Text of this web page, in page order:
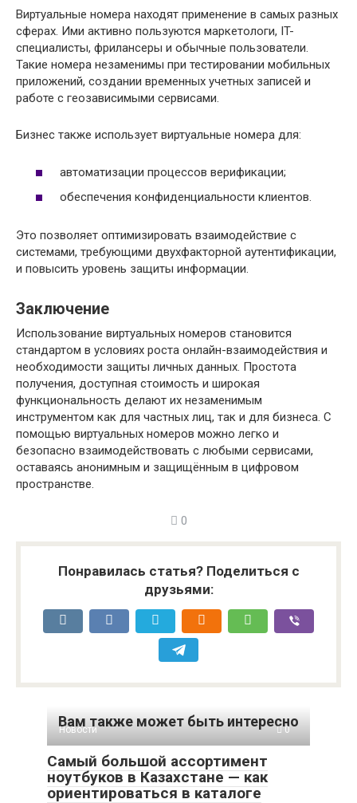
Виртуальные номера находят применение в самых разных
сферах. Ими активно пользуются маркетологи, IT-
специалисты, фрилансеры и обычные пользователи.
Такие номера незаменимы при тестировании мобильных
приложений, создании временных учетных записей и
работе с геозависимыми сервисами.
Бизнес также использует виртуальные номера для:
автоматизации процессов верификации;
обеспечения конфиденциальности клиентов.
Это позволяет оптимизировать взаимодействие с
системами, требующими двухфакторной аутентификации,
и повысить уровень защиты информации.
Заключение
Использование виртуальных номеров становится
стандартом в условиях роста онлайн-взаимодействия и
необходимости защиты личных данных. Простота
получения, доступная стоимость и широкая
функциональность делают их незаменимым
инструментом как для частных лиц, так и для бизнеса. С
помощью виртуальных номеров можно легко и
безопасно взаимодействовать с любыми сервисами,
оставаясь анонимным и защищённым в цифровом
пространстве.
0
Понравилась статья? Поделиться с
друзьями:
Вам также может быть интересно
Новости 0
Самый большой ассортимент
ноутбуков в Казахстане — как
ориентироваться в каталоге